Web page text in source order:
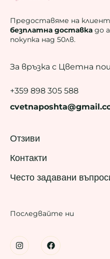
Предоставяме на
безплатна доставка до
покупка над 50лв.
За връзка с Цветна
+359 898 305 588
Отзиви
Контакти
Често задавани
Последвайте ни